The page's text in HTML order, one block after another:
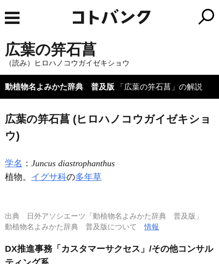
広葉の笄石菖
（読み）ヒロハノコウガイゼキショウ
動植物名よみかた辞典 普及版 「広葉の笄石菖」の解説
広葉の笄石菖 (ヒロハノコウガイゼキショ
ウ)
学名 ： Juncus diastrophanthus
植物。 イグサ科の多年草
出典
日外アソシエーツ「動植物名よみかた辞典 普及版」
動植物名よみかた辞典 普及版について情報
DX推進事務「カスタマーサクセス」/その他コンサル